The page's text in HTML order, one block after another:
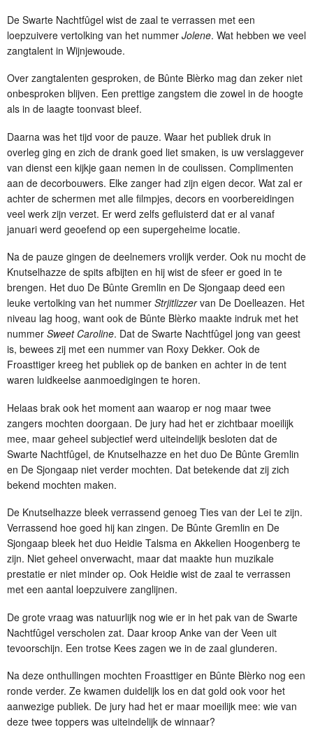
De Swarte Nachtfûgel wist de zaal te verrassen met een
loepzuivere vertolking van het nummer Jolene. Wat hebben we veel
zangtalent in Wijnjewoude.
Over zangtalenten gesproken, de Bûnte Blèrko mag dan zeker niet
onbesproken blijven. Een prettige zangstem die zowel in de hoogte
als in de laagte toonvast bleef.
Daarna was het tijd voor de pauze. Waar het publiek druk in
overleg ging en zich de drank goed liet smaken, is uw verslaggever
van dienst een kijkje gaan nemen in de coulissen. Complimenten
aan de decorbouwers. Elke zanger had zijn eigen decor. Wat zal er
achter de schermen met alle filmpjes, decors en voorbereidingen
veel werk zijn verzet. Er werd zelfs gefluisterd dat er al vanaf
januari werd geoefend op een supergeheime locatie.
Na de pauze gingen de deelnemers vrolijk verder. Ook nu mocht de
Knutselhazze de spits afbijten en hij wist de sfeer er goed in te
brengen. Het duo De Bûnte Gremlin en De Sjongaap deed een
leuke vertolking van het nummer Strjitlizzervan De Doelleazen. Het
niveau lag hoog, want ook de Bûnte Blèrko maakte indruk met het
nummer Sweet Caroline. Dat de Swarte Nachtfûgel jong van geest
is, bewees zij met een nummer van Roxy Dekker. Ook de
Froasttiger kreeg het publiek op de banken en achter in de tent
waren luidkeelse aanmoedigingen te horen.
Helaas brak ook het moment aan waarop er nog maar twee
zangers mochten doorgaan. De jury had het er zichtbaar moeilijk
mee, maar geheel subjectief werd uiteindelijk besloten dat de
Swarte Nachtfûgel, de Knutselhazze en het duo De Bûnte Gremlin
en De Sjongaap niet verder mochten. Dat betekende dat zij zich
bekend mochten maken.
De Knutselhazze bleek verrassend genoeg Ties van der Lei te zijn.
Verrassend hoe goed hij kan zingen. De Bûnte Gremlin en De
Sjongaap bleek het duo Heidie Talsma en Akkelien Hoogenberg te
zijn. Niet geheel onverwacht, maar dat maakte hun muzikale
prestatie er niet minder op. Ook Heidie wist de zaal te verrassen
met een aantal loepzuivere zanglijnen.
De grote vraag was natuurlijk nog wie er in het pak van de Swarte
Nachtfûgel verscholen zat. Daar kroop Anke van der Veen uit
tevoorschijn. Een trotse Kees zagen we in de zaal glunderen.
Na deze onthullingen mochten Froasttiger en Bûnte Blèrko nog een
ronde verder. Ze kwamen duidelijk los en dat gold ook voor het
aanwezige publiek. De jury had het er maar moeilijk mee: wie van
deze twee toppers was uiteindelijk de winnaar?